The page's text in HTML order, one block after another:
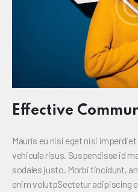
Effective
Mauris eu nisi eget nisi
vehicula risus. Suspendisse id
sodales justo. Morbi tincidunt,
enim volutpSectetur adipiscing